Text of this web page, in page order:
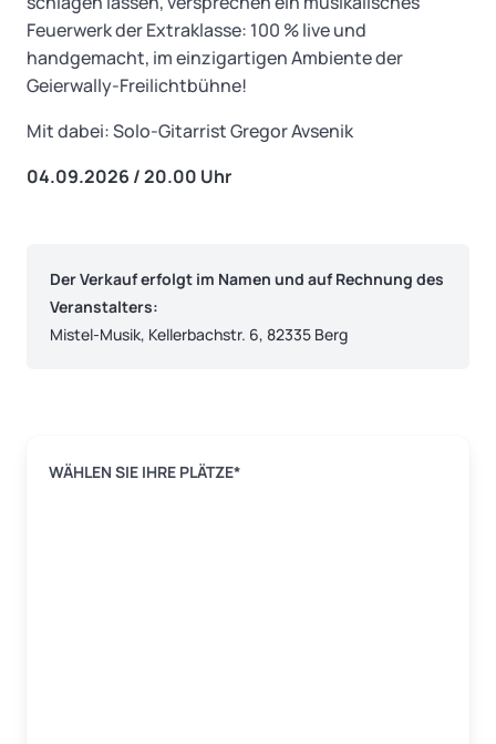
Feuerwerk der Extraklasse: 100 % live und
handgemacht, im einzigartigen Ambiente der
Geierwally-Freilichtbühne!
Mit dabei: Solo-Gitarrist Gregor Avsenik
04.09.2026 / 20.00 Uhr
Der Verkauf erfolgt im Namen und auf Rechnung des
Veranstalters:
Mistel-Musik, Kellerbachstr. 6, 82335 Berg
WÄHLEN SIE IHRE PLÄTZE*